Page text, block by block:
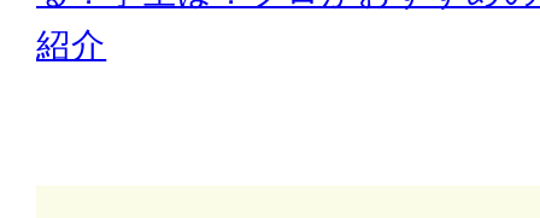
紹介